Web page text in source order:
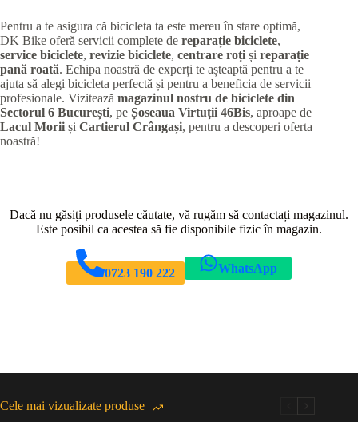
Pentru a te asigura că bicicleta ta este mereu în stare optimă,
DK Bike oferă servicii complete de reparație biciclete,
service biciclete, revizie biciclete, centrare roți și reparație
pană roată. Echipa noastră de experți te așteaptă pentru a te
ajuta să alegi bicicleta perfectă și pentru a beneficia de servicii
profesionale. Vizitează magazinul nostru de biciclete din
Sectorul 6 București, pe Șoseaua Virtuții 46Bis, aproape de
Lacul Morii și Cartierul Crângași, pentru a descoperi oferta
noastră!
Dacă nu găsiți produsele căutate, vă rugăm să contactați magazinul.
Este posibil ca acestea să fie disponibile fizic în magazin.
0723 190 222 WhatsApp
Cele mai vizualizate produse